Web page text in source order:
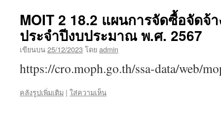
MOIT 2 18.2 แผนการจัดซื้อจัดจ้
ประจำปีงบประมาณ พ.ศ. 2567
เขียนบน25/12/2023 โดยadmin
https://cro.moph.go.th/ssa-data/web/
คลังรูปเพิ่มเติม | ใส่ความเห็น